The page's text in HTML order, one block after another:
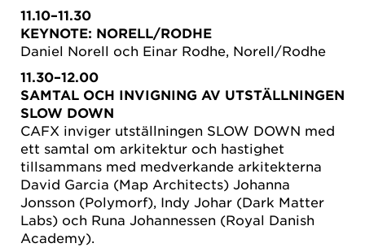
11.10–11.30
KEYNOTE: NORELL/RODHE
Daniel Norell och Einar Rodhe, Norell/Rodhe
11.30–12.00
SAMTAL OCH INVIGNING AV UTSTÄLLNINGEN
SLOW DOWN
CAFX inviger utställningen SLOW DOWN med
ett samtal om arkitektur och hastighet
tillsammans med medverkande arkitekterna
David Garcia (Map Architects) Johanna
Jonsson (Polymorf), Indy Johar (Dark Matter
Labs) och Runa Johannessen (Royal Danish
Academy).